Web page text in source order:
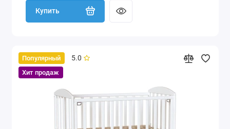
Купить
Популярный
Хит продаж
5.0